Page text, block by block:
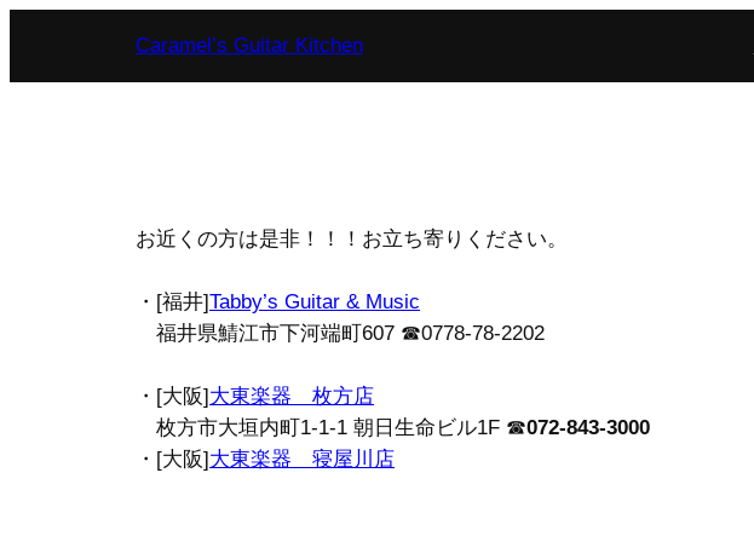
を
Caramel’s Guitar Kitchen
お近くの方は是非！！！お立ち寄りください。
・[福井]Tabby’s Guitar & Music
福井県鯖江市下河端町607 ☎︎0778-78-2202
・[大阪]大東楽器 枚方店
枚方市大垣内町1-1-1 朝日生命ビル1F ☎︎072-843-3000
・[大阪]大東楽器 寝屋川店